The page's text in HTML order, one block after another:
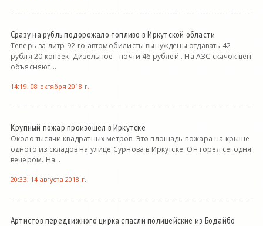
Сразу на рубль подорожало топливо в Иркутской области
Теперь за литр 92-го автомобилисты вынуждены отдавать 42
рубля 20 копеек. Дизельное - почти 46 рублей . На АЗС скачок цен
объясняют...
14:19, 08 октября 2018 г.
Крупный пожар произошел в Иркутске
Около тысячи квадратных метров. Это площадь пожара на крыше
одного из складов на улице Сурнова в Иркутске. Он горел сегодня
вечером. На...
20:33, 14 августа 2018 г.
Артистов передвижного цирка спасли полицейские из Бодайбо